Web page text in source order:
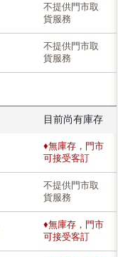
不提供門市取
貨服務
不提供門市取
貨服務
目前尚有庫存
♦無庫存，門市
可接受客訂
不提供門市取
貨服務
♦無庫存，門市
可接受客訂